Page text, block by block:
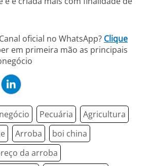
oficial no WhatsApp? Clique
em primeira mão as principais
Pecuária
Agricultura
Arroba
boi china
da arroba